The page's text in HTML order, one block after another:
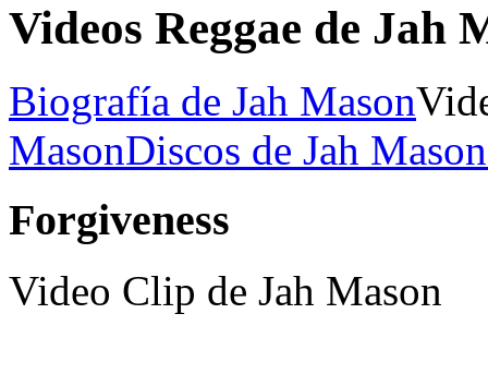
Videos Reggae de Jah
Biografía de Jah Mason
MasonDiscos de Jah
Forgiveness
Video Clip de Jah Mason